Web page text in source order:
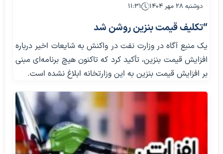
دوشنبه ۲۸ مهر ۱۴۰۴ ۱۱:۳۱
“تکلیف قیمت بنزین روشن شد
یک منبع آگاه در وزارت نفت در واکنش به شایعات اخیر درباره
افزایش قیمت بنزین، تأکید کرد که تاکنون هیچ برنامه‌ای مبنی
بر افزایش قیمت بنزین به این وزارتخانه ابلاغ نشده است.